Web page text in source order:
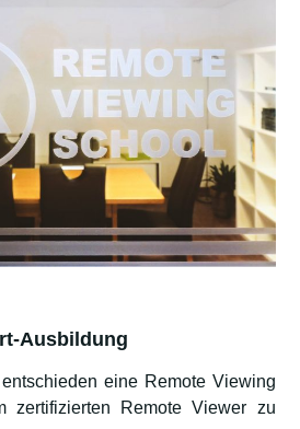
Ausbildung
eine Remote Viewing
zertifizierten Remote Viewer zu